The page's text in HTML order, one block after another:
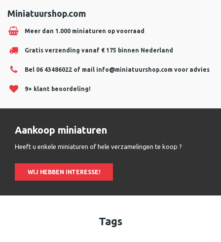
Miniatuurshop.com
Meer dan 1.000 miniaturen op voorraad
Gratis verzending vanaf € 175 binnen Nederland
Bel 06 43486022 of mail info@miniatuurshop.com voor advies
9+ klant beoordeling!
Aankoop miniaturen
Heeft u enkele miniaturen of hele verzamelingen te koop ?
WIJ HEBBEN INTERESSE!
Tags